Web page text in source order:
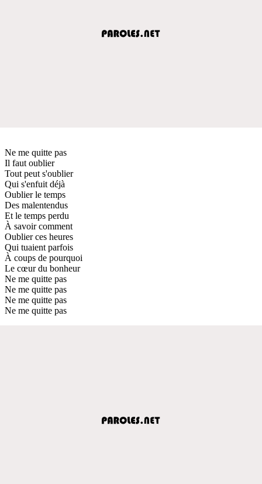
Ne me quitte pas
Il faut oublier
Tout peut s'oublier
Qui s'enfuit déjà
Oublier le temps
Des malentendus
Et le temps perdu
À savoir comment
Oublier ces heures
Qui tuaient parfois
À coups de pourquoi
Le cœur du bonheur
Ne me quitte pas
Ne me quitte pas
Ne me quitte pas
Ne me quitte pas